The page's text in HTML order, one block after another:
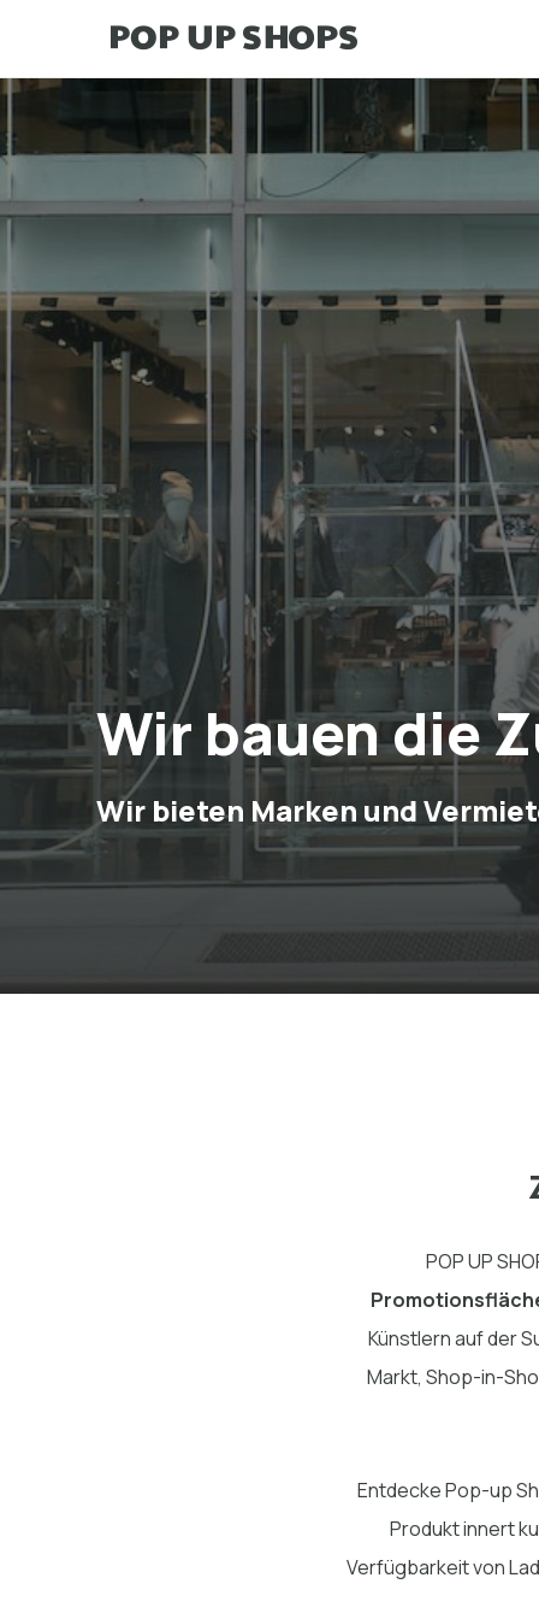
Wir bauen die
Wir bieten Marken und
POP UP
Künstlern auf der
Markt, Shop-in-
Entdecke Pop-up
Produkt innert
Verfügbarkeit von